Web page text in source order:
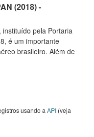
(2018) -
instituído pela Portaria
é um importante
brasileiro. Além de
usando a API (veja